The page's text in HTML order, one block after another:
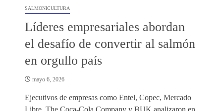
SALMONICULTURA
Líderes empresariales abordan
el desafío de convertir al salmón
en orgullo país
mayo 6, 2026
Ejecutivos de empresas como Entel, Copec, Mercado
Libre, The Coca-Cola Company y BUK analizaron en